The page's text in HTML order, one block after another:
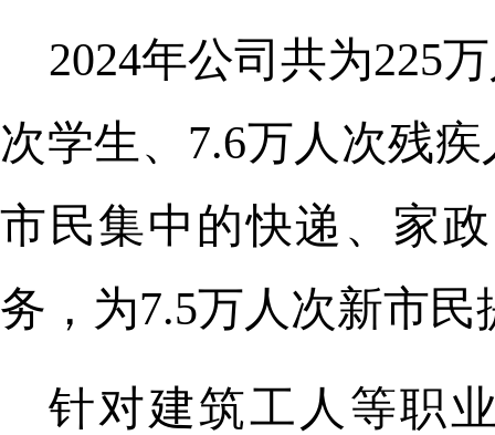
2024年公司共为225
次学生、7.6万人次残
市民集中的快递、家
务，为7.5万人次新市
针对建筑工人等职